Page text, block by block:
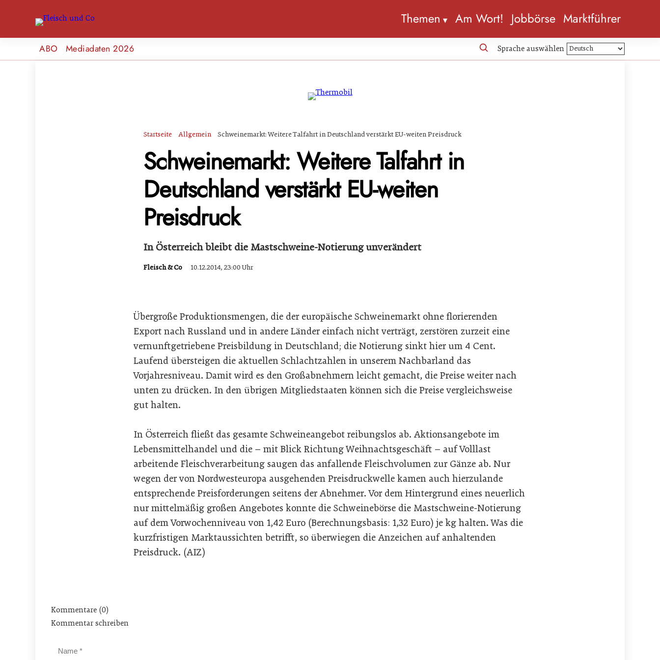
Themen Am Wort! Jobbörse Marktführer
ABO Mediadaten 2026 Sprache auswählen
Startseite Allgemein Schweinemarkt: Weitere Talfahrt in Deutschland verstärkt EU-weiten Preisdruck
Schweinemarkt: Weitere Talfahrt in
Deutschland verstärkt EU-weiten
Preisdruck
In Österreich bleibt die Mastschweine-Notierung unverändert
Fleisch & Co 10.12.2014, 23:00 Uhr
Übergroße Produktionsmengen, die der europäische Schweinemarkt ohne florierenden
Export nach Russland und in andere Länder einfach nicht verträgt, zerstören zurzeit eine
vernunftgetriebene Preisbildung in Deutschland; die Notierung sinkt hier um 4 Cent.
Laufend übersteigen die aktuellen Schlachtzahlen in unserem Nachbarland das
Vorjahresniveau. Damit wird es den Großabnehmern leicht gemacht, die Preise weiter nach
unten zu drücken. In den übrigen Mitgliedstaaten können sich die Preise vergleichsweise
gut halten.
In Österreich fließt das gesamte Schweineangebot reibungslos ab. Aktionsangebote im
Lebensmittelhandel und die – mit Blick Richtung Weihnachtsgeschäft – auf Volllast
arbeitende Fleischverarbeitung saugen das anfallende Fleischvolumen zur Gänze ab. Nur
wegen der von Nordwesteuropa ausgehenden Preisdruckwelle kamen auch hierzulande
entsprechende Preisforderungen seitens der Abnehmer. Vor dem Hintergrund eines neuerlich
nur mittelmäßig großen Angebotes konnte die Schweinebörse die Mastschweine-Notierung
auf dem Vorwochenniveau von 1,42 Euro (Berechnungsbasis: 1,32 Euro) je kg halten. Was die
kurzfristigen Marktaussichten betrifft, so überwiegen die Anzeichen auf anhaltenden
Preisdruck. (AIZ)
Kommentare (0)
Kommentar schreiben